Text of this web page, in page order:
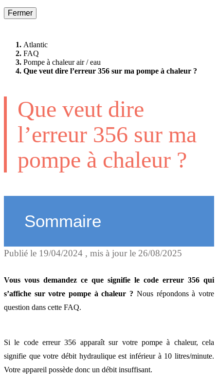
Fermer
Atlantic
FAQ
Pompe à chaleur air / eau
Que veut dire l’erreur 356 sur ma pompe à chaleur ?
Que veut dire
l’erreur 356 sur ma
pompe à chaleur ?
Sommaire
Comment je peux
message d’erreur 356 de
pompe à chaleur ?
résoudre l'erreur 356 de
pompe à chaleur ?
Publié le 19/04/2024 , mis à jour le 26/08/2025
Vous vous demandez ce que signifie le code erreur 356 qui
s’affiche sur votre pompe à chaleur ? Nous répondons à votre
question dans cette FAQ.
Si le code erreur 356 apparaît sur votre pompe à chaleur, cela
signifie que votre débit hydraulique est inférieur à 10 litres/minute.
Votre appareil possède donc un débit insuffisant.